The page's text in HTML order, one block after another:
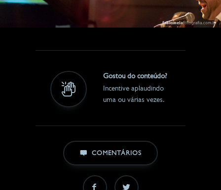
Gostou do conteúdo?
Incentive aplaudindo
uma ou várias vezes.
COMENTÁRIOS